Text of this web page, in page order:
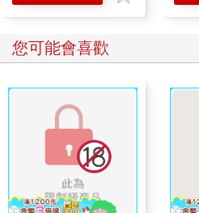
您可能會喜歡